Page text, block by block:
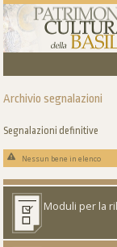
Archivio segnalazioni
Segnalazioni definitive
Nessun bene in elenco
Moduli per la